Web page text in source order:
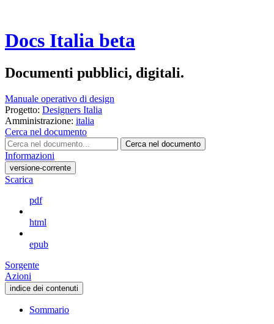
Docs Italia beta
Documenti pubblici, digitali.
Manuale operativo di design
Progetto: Designers Italia
Amministrazione: italia
Cerca nel documento
Cerca nel documento
Informazioni
versione-corrente
Scarica
pdf
html
epub
Sorgente
Azioni
indice dei contenuti
Sommario